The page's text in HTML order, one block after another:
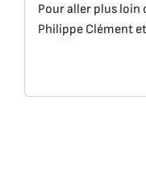
Pour aller plus loin
Philippe Clément